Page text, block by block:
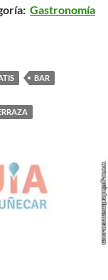
Gastronomía
BAR